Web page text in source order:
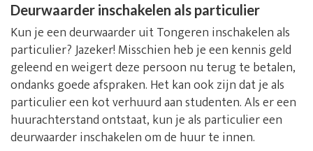
Deurwaarder inschakelen als particulier
Kun je een deurwaarder uit Tongeren inschakelen als
particulier? Jazeker! Misschien heb je een kennis geld
geleend en weigert deze persoon nu terug te betalen,
ondanks goede afspraken. Het kan ook zijn dat je als
particulier een kot verhuurd aan studenten. Als er een
huurachterstand ontstaat, kun je als particulier een
deurwaarder inschakelen om de huur te innen.